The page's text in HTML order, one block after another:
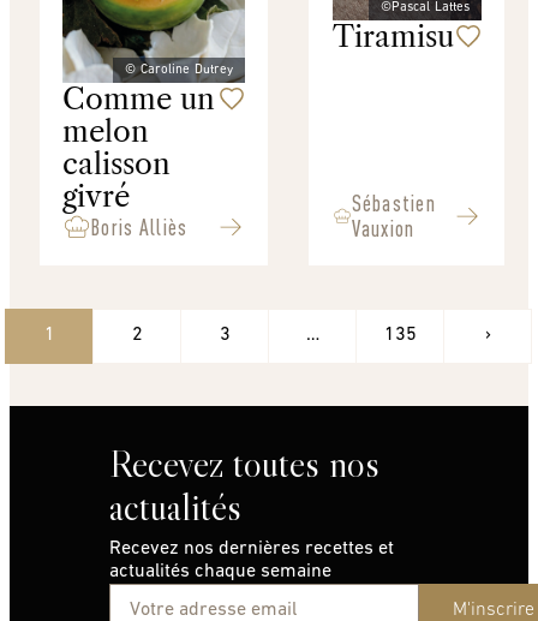
© Caroline Dutrey
Comme un
melon
calisson
givré
Boris Alliès
©Pascal Lattes
Tiramisu
Sébastien
Vauxion
1 2 3 … 135 ›
Recevez toutes nos
actualités
Recevez nos dernières recettes et
actualités chaque semaine
M'inscrire